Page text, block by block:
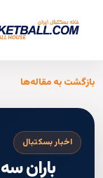
بازگشت به مقاله‌ها
اخبار بسکتبال
باران